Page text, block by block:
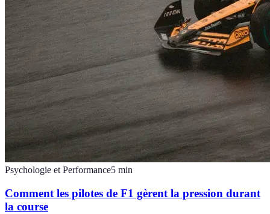
Psychologie et Performance5 min
Comment les pilotes de F1 gèrent la pression durant
la course